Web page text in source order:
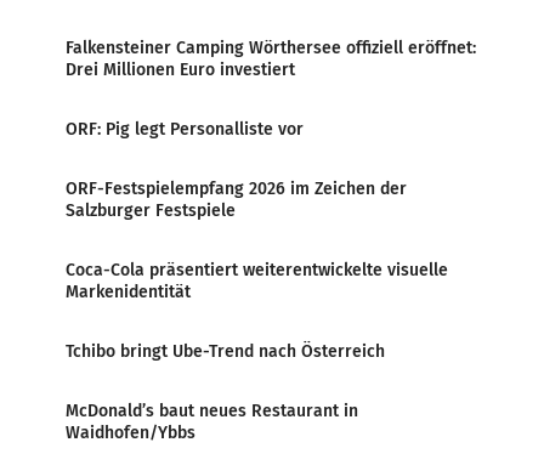
Falkensteiner Camping Wörthersee offiziell eröffnet:
Drei Millionen Euro investiert
ORF: Pig legt Personalliste vor
ORF-Festspielempfang 2026 im Zeichen der
Salzburger Festspiele
Coca-Cola präsentiert weiterentwickelte visuelle
Markenidentität
Tchibo bringt Ube-Trend nach Österreich
McDonald’s baut neues Restaurant in
Waidhofen/Ybbs